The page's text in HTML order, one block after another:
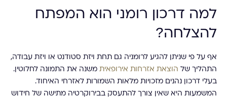
למה דרכון רומני הוא המפתח
להצלחה?
אף על פי שניתן להגיע לרומניה גם תחת ויזת סטודנט או ויזת עבודה,
התהליך של הוצאת אזרחות אירופאית משנה את התמונה לחלוטין.
בעלי דרכון נהנים מזכויות מלאות השמורות לאזרחי האיחוד.
המשמעות היא שאין צורך להתעסק בבירוקרטיה מתישה של חידוש